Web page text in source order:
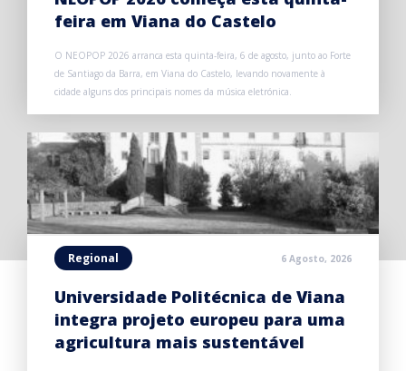
feira em Viana do Castelo
O NEOPOP 2026 arranca esta quinta-feira, 6 de agosto, junto ao Forte
de Santiago da Barra, em Viana do Castelo, levando novamente à
cidade alguns dos principais nomes da música eletrónica.
Regional 6 Agosto, 2026
Universidade Politécnica de Viana
integra projeto europeu para uma
agricultura mais sustentável